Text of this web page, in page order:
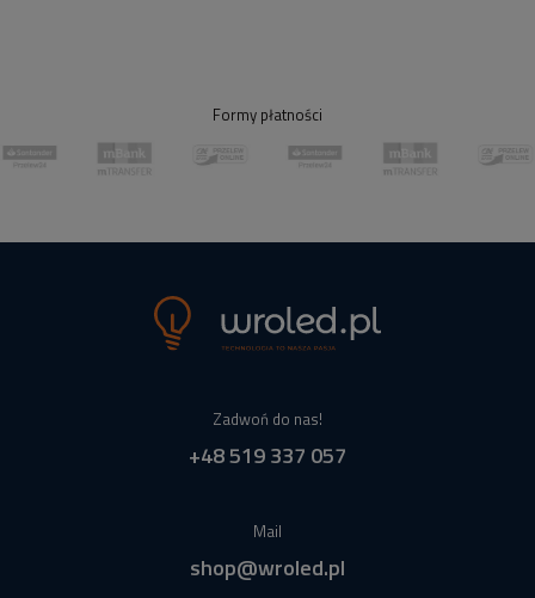
Formy płatności
Zadwoń do nas!
+48 519 337 057
Mail
shop@wroled.pl